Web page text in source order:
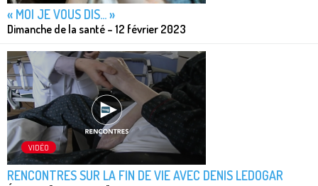
« MOI JE VOUS DIS... »
Dimanche de la santé – 12 février 2023
VIDÉO
RENCONTRES SUR LA FIN DE VIE AVEC DENIS LEDOGAR